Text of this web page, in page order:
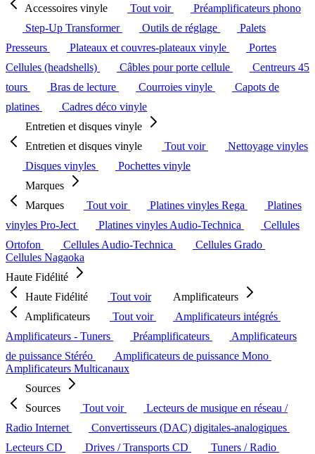
Accessoires vinyle
Tout voir
Préamplificateurs phono
Step-Up Transformer
Outils de réglage
Palets
Presseurs
Plateaux et couvres-plateaux vinyle
Portes
Cellules (headshells)
Câbles pour porte cellule
Centreurs 45
tours
Bras de lecture Courroies vinyle
Capots de
platines
Cadres déco vinyle
Entretien et disques vinyle
Entretien et disques vinyle
Tout voir
Nettoyage vinyles
Disques vinyles
Pochettes vinyle
Marques
Marques
Tout voir Platines vinyles Rega
Platines
vinyles Pro-Ject
Platines vinyles Audio-Technica
Cellules
Ortofon
Cellules Audio-Technica
Cellules Grado
Cellules Nagaoka
Haute Fidélité
Haute Fidélité
Tout voir
Amplificateurs
Amplificateurs
Tout voir
Amplificateurs intégrés
Amplificateurs - Tuners
Préamplificateurs
Amplificateurs
de puissance Stéréo
Amplificateurs de puissance Mono
Amplificateurs Multicanaux
Sources
Sources
Tout voir
Lecteurs de musique en réseau /
Radio Internet
Convertisseurs (DAC) digitales-analogiques
Lecteurs CD
Drives / Transports CD
Tuners / Radio